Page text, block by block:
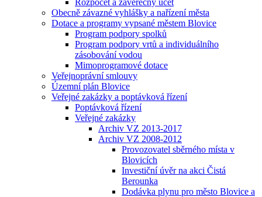
Rozpočet a závěrečný účet
Obecně závazné vyhlášky a nařízení města
Dotace a programy vypsané městem Blovice
Program podpory spolků
Program podpory vrtů a individuálního
zásobování vodou
Mimoprogramové dotace
Veřejnoprávní smlouvy
Územní plán Blovice
Veřejné zakázky a poptávková řízení
Poptávková řízení
Veřejné zakázky
Archiv VZ 2013-2017
Archiv VZ 2008-2012
Provozovatel sběrného místa v
Blovicích
Investiční úvěr na akci Čistá
Berounka
Dodávka plynu pro město Blovice a